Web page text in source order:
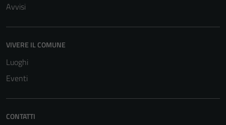
Avvisi
VIVERE IL COMUNE
Luoghi
Eventi
CONTATTI
del sito e non
informazioni